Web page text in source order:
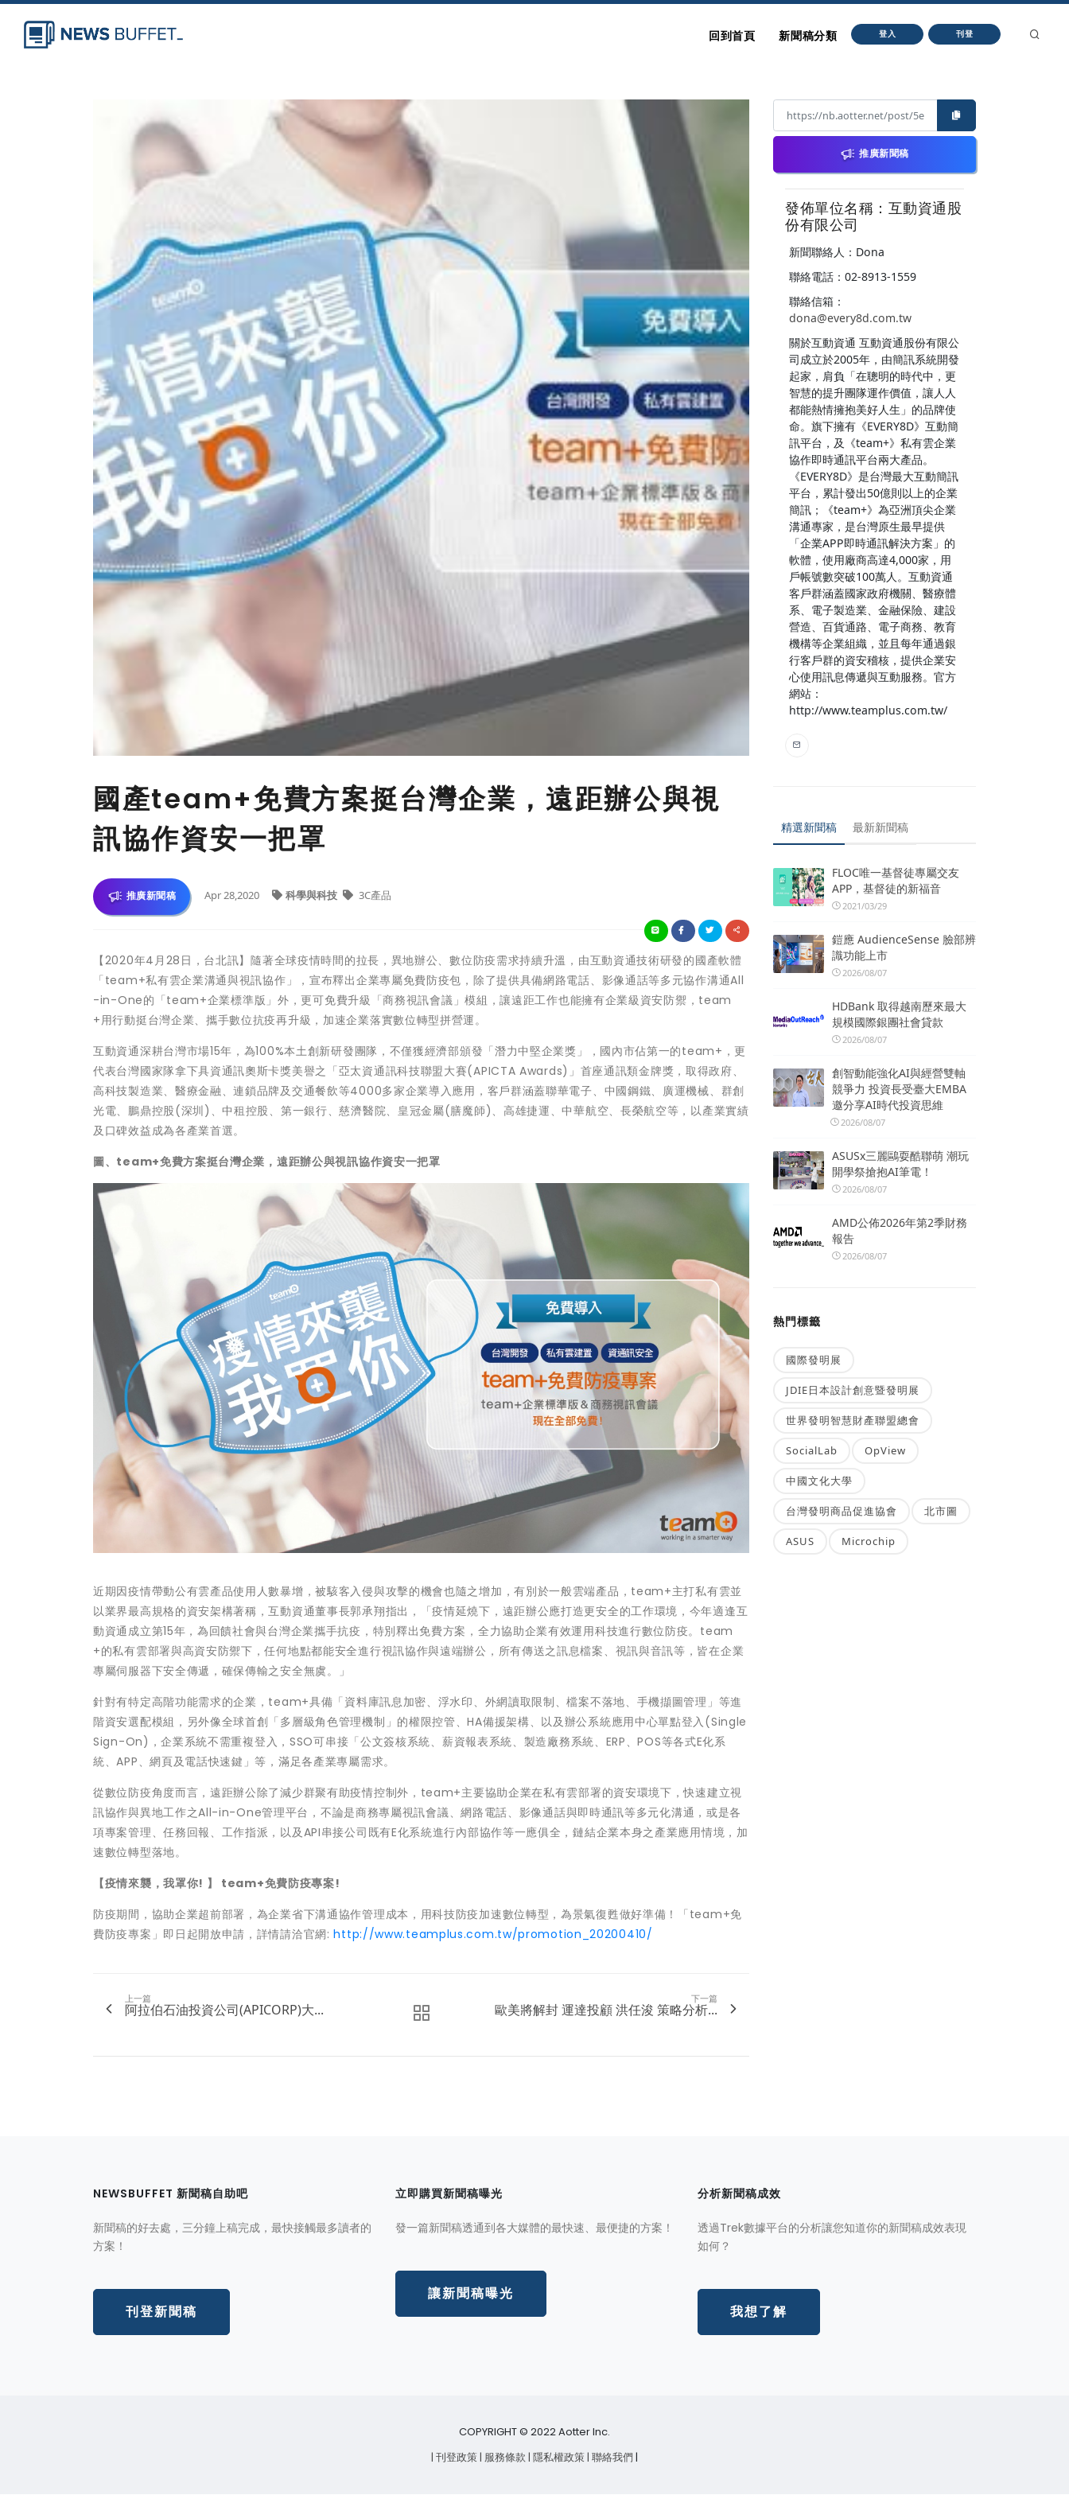
回到首頁 新聞稿分類 登入 刊登
國產team+免費方案挺台灣企業，遠距辦公與視
訊協作資安一把罩
推廣新聞稿 Apr 28,2020 科學與科技 3C產品
【2020年4月28日，台北訊】隨著全球疫情時間的拉長，異地辦公、數位防疫需求持續升溫，由互動資通技術研發的國產軟體
「team+私有雲企業溝通與視訊協作」，宣布釋出企業專屬免費防疫包，除了提供具備網路電話、影像通話等多元協作溝通All
-in-One的「team+企業標準版」外，更可免費升級「商務視訊會議」模組，讓遠距工作也能擁有企業級資安防禦，team
+用行動挺台灣企業、攜手數位抗疫再升級，加速企業落實數位轉型拼營運。
互動資通深耕台灣市場15年，為100%本土創新研發團隊，不僅獲經濟部頒發「潛力中堅企業獎」，國內市佔第一的team+，更
代表台灣國家隊拿下具資通訊奧斯卡獎美譽之「亞太資通訊科技聯盟大賽(APICTA Awards)」首座通訊類金牌獎，取得政府、
高科技製造業、醫療金融、連鎖品牌及交通餐飲等4000多家企業導入應用，客戶群涵蓋聯華電子、中國鋼鐵、廣運機械、群創
光電、鵬鼎控股(深圳)、中租控股、第一銀行、慈濟醫院、皇冠金屬(膳魔師)、高雄捷運、中華航空、長榮航空等，以產業實績
及口碑效益成為各產業首選。
圖、team+免費方案挺台灣企業，遠距辦公與視訊協作資安一把罩
近期因疫情帶動公有雲產品使用人數暴增，被駭客入侵與攻擊的機會也隨之增加，有別於一般雲端產品，team+主打私有雲並
以業界最高規格的資安架構著稱，互動資通董事長郭承翔指出，「疫情延燒下，遠距辦公應打造更安全的工作環境，今年適逢互
動資通成立第15年，為回饋社會與台灣企業攜手抗疫，特別釋出免費方案，全力協助企業有效運用科技進行數位防疫。team
+的私有雲部署與高資安防禦下，任何地點都能安全進行視訊協作與遠端辦公，所有傳送之訊息檔案、視訊與音訊等，皆在企業
專屬伺服器下安全傳遞，確保傳輸之安全無虞。」
針對有特定高階功能需求的企業，team+具備「資料庫訊息加密、浮水印、外網讀取限制、檔案不落地、手機擷圖管理」等進
階資安選配模組，另外像全球首創「多層級角色管理機制」的權限控管、HA備援架構、以及辦公系統應用中心單點登入(Single
Sign-On)，企業系統不需重複登入，SSO可串接「公文簽核系統、薪資報表系統、製造廠務系統、ERP、POS等各式E化系
統、APP、網頁及電話快速鍵」等，滿足各產業專屬需求。
從數位防疫角度而言，遠距辦公除了減少群聚有助疫情控制外，team+主要協助企業在私有雲部署的資安環境下，快速建立視
訊協作與異地工作之All-in-One管理平台，不論是商務專屬視訊會議、網路電話、影像通話與即時通訊等多元化溝通，或是各
項專案管理、任務回報、工作指派，以及API串接公司既有E化系統進行內部協作等一應俱全，鏈結企業本身之產業應用情境，加
速數位轉型落地。
【疫情來襲，我罩你! 】 team+免費防疫專案!
防疫期間，協助企業超前部署，為企業省下溝通協作管理成本，用科技防疫加速數位轉型，為景氣復甦做好準備！「team+免
費防疫專案」即日起開放申請，詳情請洽官網: http://www.teamplus.com.tw/promotion_20200410/
上一篇
阿拉伯石油投資公司(APICORP)大...
下一篇
歐美將解封 運達投顧 洪任浚 策略分析...
推廣新聞稿
發佈單位名稱：互動資通股
份有限公司
新聞聯絡人：Dona
聯絡電話：02-8913-1559
聯絡信箱：
dona@every8d.com.tw
關於互動資通 互動資通股份有限公
司成立於2005年，由簡訊系統開發
起家，肩負「在聰明的時代中，更
智慧的提升團隊運作價值，讓人人
都能熱情擁抱美好人生」的品牌使
命。旗下擁有《EVERY8D》互動簡
訊平台，及《team+》私有雲企業
協作即時通訊平台兩大產品。
《EVERY8D》是台灣最大互動簡訊
平台，累計發出50億則以上的企業
簡訊；《team+》為亞洲頂尖企業
溝通專家，是台灣原生最早提供
「企業APP即時通訊解決方案」的
軟體，使用廠商高達4,000家，用
戶帳號數突破100萬人。互動資通
客戶群涵蓋國家政府機關、醫療體
系、電子製造業、金融保險、建設
營造、百貨通路、電子商務、教育
機構等企業組織，並且每年通過銀
行客戶群的資安稽核，提供企業安
心使用訊息傳遞與互動服務。官方
網站：
http://www.teamplus.com.tw/
精選新聞稿 最新新聞稿
FLOC唯一基督徒專屬交友
APP，基督徒的新福音
2021/03/29
鎧應 AudienceSense 臉部辨
識功能上市
2026/08/07
HDBank 取得越南歷來最大
規模國際銀團社會貸款
2026/08/07
創智動能強化AI與經營雙軸
競爭力 投資長受臺大EMBA
邀分享AI時代投資思維
2026/08/07
ASUSx三麗鷗耍酷聯萌 潮玩
開學祭搶抱AI筆電！
2026/08/07
AMD公佈2026年第2季財務
報告
2026/08/07
熱門標籤
國際發明展
JDIE日本設計創意暨發明展
世界發明智慧財產聯盟總會
SocialLab OpView
中國文化大學
台灣發明商品促進協會 北市圖
ASUS Microchip
NEWSBUFFET 新聞稿自助吧
新聞稿的好去處，三分鐘上稿完成，最快接觸最多讀者的
方案！
刊登新聞稿
立即購買新聞稿曝光
發一篇新聞稿透通到各大媒體的最快速、最便捷的方案！
讓新聞稿曝光
分析新聞稿成效
透過Trek數據平台的分析讓您知道你的新聞稿成效表現
如何？
我想了解
COPYRIGHT © 2022 Aotter Inc.
| 刊登政策| 服務條款| 隱私權政策| 聯絡我們 |